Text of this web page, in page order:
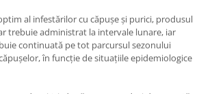
al infestărilor cu căpușe și purici, produsul
trebuie administrat la intervale lunare, iar
continuată pe tot parcursul sezonului
în funcție de situațiile epidemiologice